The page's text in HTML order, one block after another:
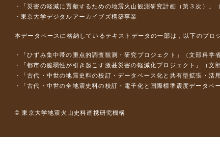
「災害の軽減に貢献するための地震火山観測研究計画（第３次）」
東京大学デジタルアーカイブズ構築事業
本データベースに格納しているテキストデータの一部は，以下のプロ
「ひずみ集中帯の重点的調査観測・研究プロジェクト」（文部科
「都市の脆弱性が引き起こす激甚災害の軽減化プロジェクト」（
「古代・中世の地震史料の校訂・データベース化と共有型拡張・
「古代・中世の全地震史料の校訂・電子化と国際標準震度データ
© 東京大学地震火山史料連携研究機構